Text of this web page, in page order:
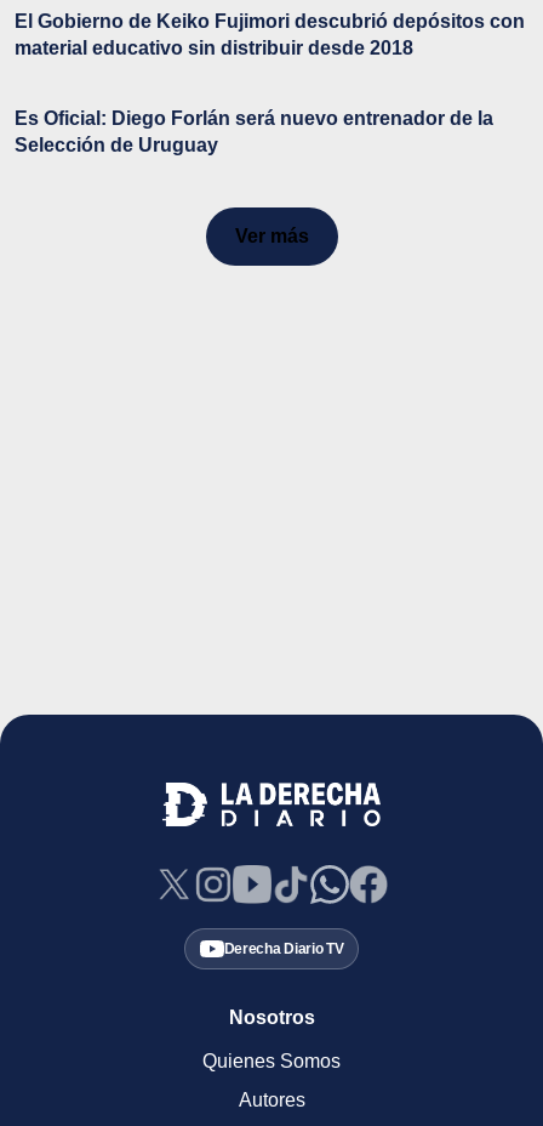
El Gobierno de Keiko Fujimori descubrió depósitos con
material educativo sin distribuir desde 2018
Es Oficial: Diego Forlán será nuevo entrenador de la
Selección de Uruguay
Ver más
Derecha Diario TV
Nosotros
Quienes Somos
Autores